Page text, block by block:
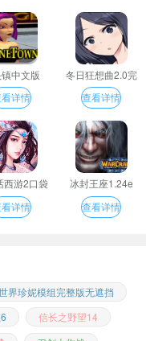
中文版
详情
冬日狂想曲2.0完
整汉化版
查看详情
西游2口袋
版
详情
冰封王座1.24e
查看详情
界珍妮模组完整版无遮挡
信长之野望14